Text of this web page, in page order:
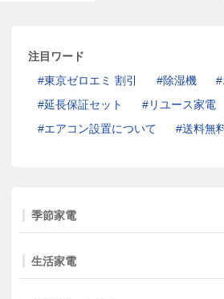
注目ワード
東京ゼロエミ 割引
除湿機
延長保証セット
リユース家電
エアコン設置について
送料無
季節家電
生活家電